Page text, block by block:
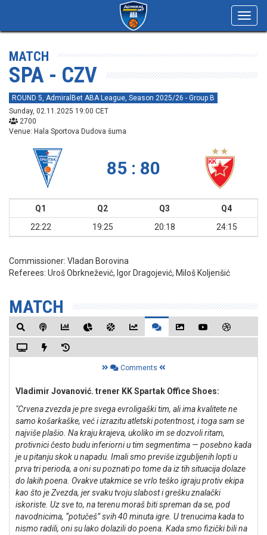
MATCH
SPA - CZV
ROUND 5, AdmiralBet ABA League, Season 2025/26 - Group B
Sunday, 02.11.2025 19:00 CET
2700
Venue: Hala Sportova Dudova šuma
85 : 80
Q1 Q2 Q3
Q4
22:22
19:25 20:18 24:15
Commissioner: Vladan Borovina
Referees: Uroš Obrknežević, Igor Dragojević, Miloš Koljenšić
MATCH
Comments
Vladimir Jovanović. trener KK Spartak Office Shoes:
"Crvena zvezda je pre svega evroligaški tim, ali ima kvalitete ne
samo košarkaške, već i izrazitu atletski potentnost, i toga sam se
najviše plašio. Na kraju krajeva, ukoliko im se dozvoli ritam,
protivnici često budu inferiorni u tim segmentima — posebno kada
je u pitanju skok u napadu. Imali smo previše izgubljenih lopti u
prva tri perioda, a oni su poznati po tome da iz tih situacija dolaze
do lakih poena. Ovakve utakmice se vrlo teško igraju protiv ekipa
kao što je Zvezda, jer svaku tvoju slabost i grešku znalački
iskoriste. Uz sve to, na terenu moraš biti spreman da se, pod
navodnicima, “potučeš” svih 40 minuta igre. U trenucima kada to
nismo radili, oni su lako dolazili do poena. Kada smo fizički bili na